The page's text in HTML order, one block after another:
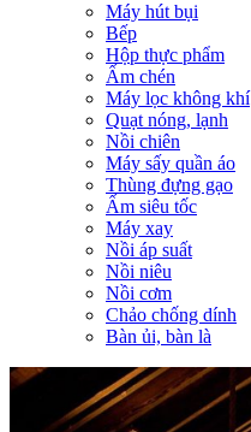
Máy hút bụi
Bếp
Hộp thực phẩm
Ấm chén
Máy lọc không khí
Quạt nóng, lạnh
Nồi chiên
Máy sấy quần áo
Thùng đựng gạo
Ấm siêu tốc
Máy xay
Nồi áp suất
Nồi niêu
Nồi cơm
Chảo chống dính
Bàn ủi, bàn là